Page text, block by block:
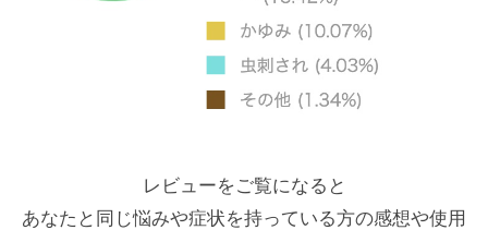
レビューをご覧になると
あなたと同じ悩みや症状を持っている方の感想や使用